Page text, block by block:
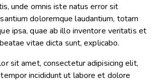
unde omnis iste natus error sit
doloremque laudantium, totam
ipsa, quae ab illo inventore veritatis et
vitae dicta sunt, explicabo.
sit amet, consectetur adipisicing elit,
incididunt ut labore et dolore